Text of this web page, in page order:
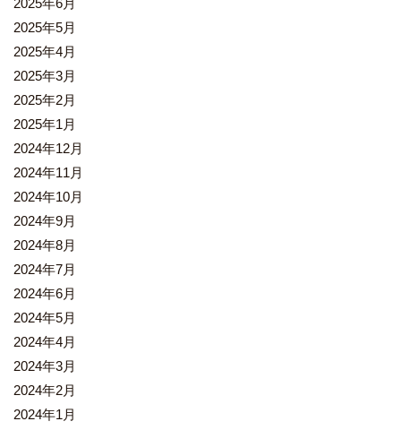
2025年6月
2025年5月
2025年4月
2025年3月
2025年2月
2025年1月
2024年12月
2024年11月
2024年10月
2024年9月
2024年8月
2024年7月
2024年6月
2024年5月
2024年4月
2024年3月
2024年2月
2024年1月